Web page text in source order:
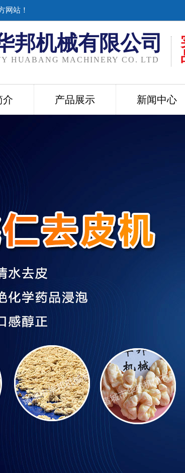
网站！
邦机械有限公司
HUABANG MACHINERY CO. LTD
介 产品展示 新闻中心